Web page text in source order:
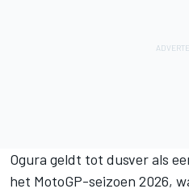
Ogura geldt tot dusver als
het MotoGP-seizoen 2026,